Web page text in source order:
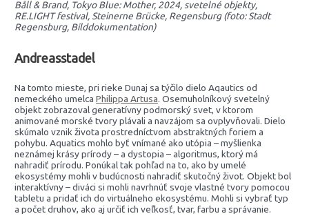
Båll & Brand, Tokyo Blue: Mother, 2024, svetelné objekty,
RE.LIGHT festival, Steinerne Brücke, Regensburg (foto: Stadt
Regensburg, Bilddokumentation)
Andreasstadel
Na tomto mieste, pri rieke Dunaj sa týčilo dielo Aqautics od
nemeckého umelcaPhilippa Artusa. Osemuholníkový svetelný
objekt zobrazoval generatívny podmorský svet, v ktorom
animované morské tvory plávali a navzájom sa ovplyvňovali. Dielo
skúmalo vznik života prostredníctvom abstraktných foriem a
pohybu. Aquatics mohlo byť vnímané ako utópia – myšlienka
neznámej krásy prírody – a dystopia – algoritmus, ktorý má
nahradiť prírodu. Ponúkal tak pohľad na to, ako by umelé
ekosystémy mohli v budúcnosti nahradiť skutočný život. Objekt bol
interaktívny – diváci si mohli navrhnúť svoje vlastné tvory pomocou
tabletu a pridať ich do virtuálneho ekosystému. Mohli si vybrať typ
a počet druhov, ako aj určiť ich veľkosť, tvar, farbu a správanie.